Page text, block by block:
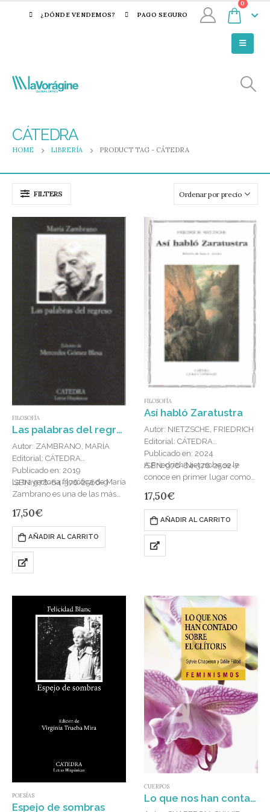
¿DÓNDE VENDEMOS? PAGO SEGURO
0
CÁTEDRA
HOME LIBRERÍA PRODUCT TAG - CÁTEDRA
FILTERS
FILOSOFÍA
Las palabras del regreso : CATEDRA LH-642/ ANAYA
Autor: ZAMBRANO, MARÍA
Editorial: CÁTEDRA
Publicado en: 2019
ISBN: 978-84-376-2566-9
La trayectoria filosófica de María
Zambrano es una de las más
pensamiento español. La autora
representa, tanto en el marco…
17,50€
AÑADIR AL CARRITO
FILOSOFÍA
Así habló Zaratustra
Autor: NIETZSCHE, FRIEDRICH
Editorial: CÁTEDRA
Publicado en: 2024
ISBN: 978-84-376-2502-7
A Friedrich Nietzsche se le
conoce en primer lugar como
también un gran escritor y un
poeta. Inicialmente, fue…
17,50€
AÑADIR AL CARRITO
POESÍAS
Espejo de sombras
CUERPOS
Lo que nos han contado sobre el clítoris : Historia y anatomía política de un órgano desconocido